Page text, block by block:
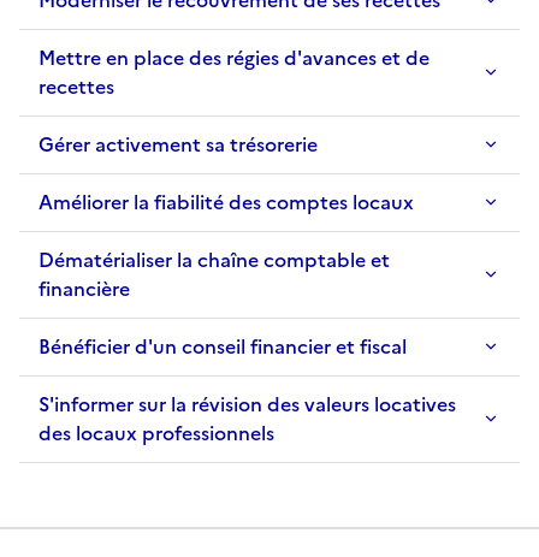
Mettre en place des régies d'avances et de
recettes
Gérer activement sa trésorerie
Améliorer la fiabilité des comptes locaux
Dématérialiser la chaîne comptable et
financière
Bénéficier d'un conseil financier et fiscal
S'informer sur la révision des valeurs locatives
des locaux professionnels